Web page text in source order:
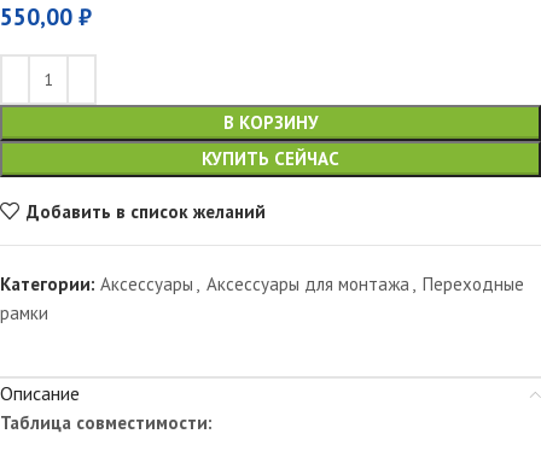
550,00 ₽
В КОРЗИНУ
КУПИТЬ СЕЙЧАС
Добавить в список желаний
Категории: Аксессуары , Аксессуары для монтажа , Переходные
рамки
Описание
Таблица совместимости: